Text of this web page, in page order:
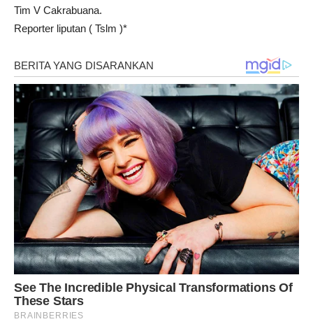
Tim V Cakrabuana.
Reporter liputan ( Tslm )*